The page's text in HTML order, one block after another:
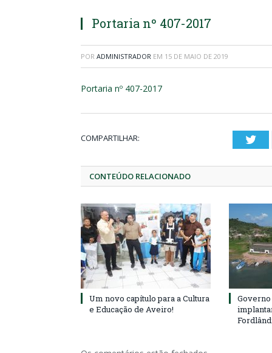
Portaria nº 407-2017
POR ADMINISTRADOR EM 15 DE MAIO DE 2019
Portaria nº 407-2017
COMPARTILHAR:
CONTEÚDO RELACIONADO
Um novo capítulo para a Cultura
e Educação de Aveiro!